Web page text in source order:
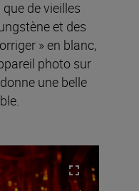
de vieilles
et des
» en blanc,
photo sur
une belle